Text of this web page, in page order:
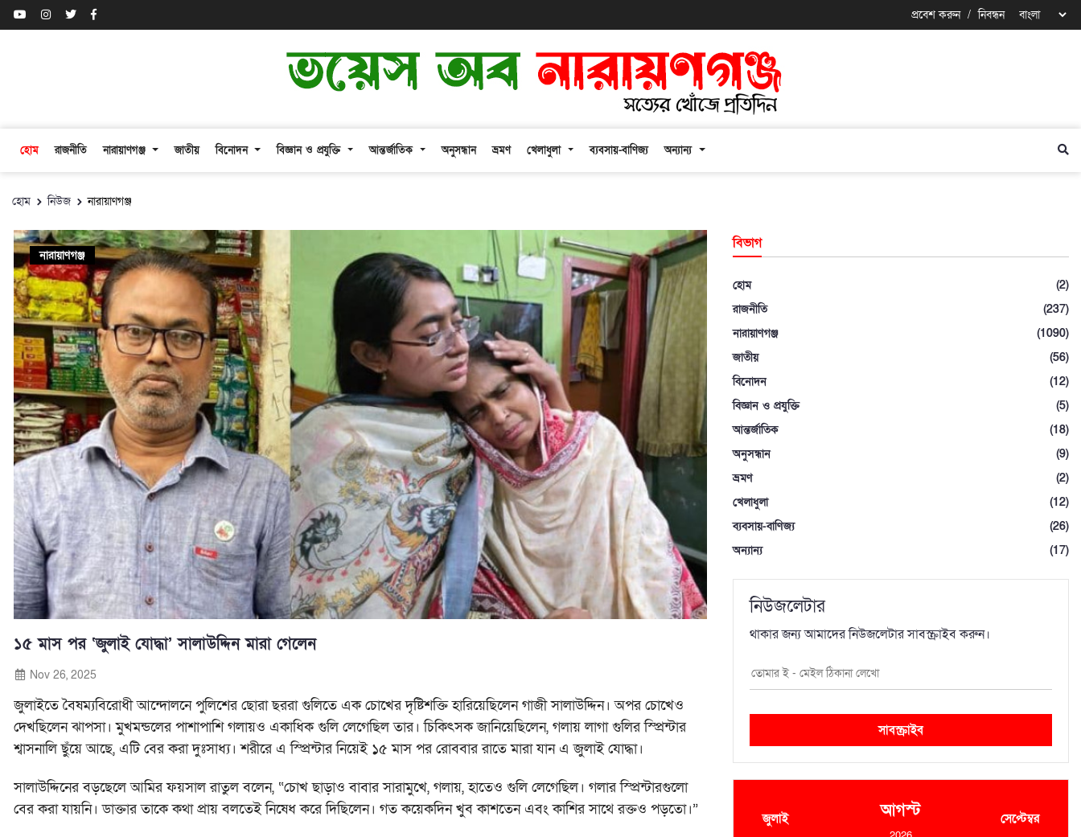
প্রবেশ করুন / নিবন্ধন
হোম রাজনীতি নারায়াণগঞ্জ জাতীয় বিনোদন বিজ্ঞান ও প্রযুক্তি আন্তর্জাতিক অনুসন্ধান ভ্রমণ খেলাধুলা ব্যবসায়-বাণিজ্য অন্যান্য
হোম নিউজ নারায়াণগঞ্জ
নারায়াণগঞ্জ
১৫ মাস পর ‘জুলাই যোদ্ধা’ সালাউদ্দিন মারা গেলেন
Nov 26, 2025
জুলাইতে বৈষম্যবিরোধী আন্দোলনে পুলিশের ছোরা ছররা গুলিতে এক চোখের দৃষ্টিশক্তি হারিয়েছিলেন গাজী সালাউদ্দিন। অপর চোখেও
দেখছিলেন ঝাপসা। মুখমন্ডলের পাশাপাশি গলায়ও একাধিক গুলি লেগেছিল তার। চিকিৎসক জানিয়েছিলেন, গলায় লাগা গুলির স্প্রিন্টার
শ্বাসনালি ছুঁয়ে আছে, এটি বের করা দুঃসাধ্য। শরীরে এ স্প্রিন্টার নিয়েই ১৫ মাস পর রোববার রাতে মারা যান এ জুলাই যোদ্ধা।
সালাউদ্দিনের বড়ছেলে আমির ফয়সাল রাতুল বলেন, “চোখ ছাড়াও বাবার সারামুখে, গলায়, হাতেও গুলি লেগেছিল। গলার স্প্রিন্টারগুলো
বের করা যায়নি। ডাক্তার তাকে কথা প্রায় বলতেই নিষেধ করে দিছিলেন। গত কয়েকদিন খুব কাশতেন এবং কাশির সাথে রক্তও পড়তো।”
বিভাগ
হোম
(2)
রাজনীতি
(237)
নারায়াণগঞ্জ
(1090)
জাতীয়
(56)
বিনোদন
(12)
বিজ্ঞান ও প্রযুক্তি
(5)
আন্তর্জাতিক
(18)
অনুসন্ধান
(9)
ভ্রমণ
(2)
খেলাধুলা
(12)
ব্যবসায়-বাণিজ্য
(26)
অন্যান্য
(17)
নিউজলেটার
থাকার জন্য আমাদের নিউজলেটার সাবস্ক্রাইব করুন।
সাবস্ক্রাইব
জুলাই আগস্ট সেপ্টেম্বর